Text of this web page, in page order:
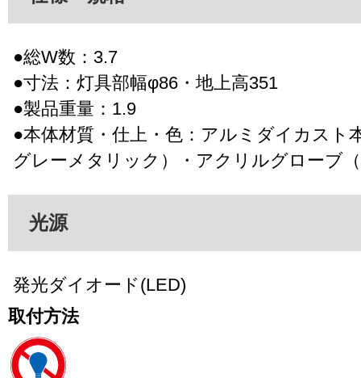
●総W数：3.7
●寸法：灯具部幅φ86・地上高351
●製品重量：1.9
●本体材質・仕上・色：アルミダイカスト
グレーメタリック）・アクリルグローブ
光源
発光ダイオード(LED)
取付方法